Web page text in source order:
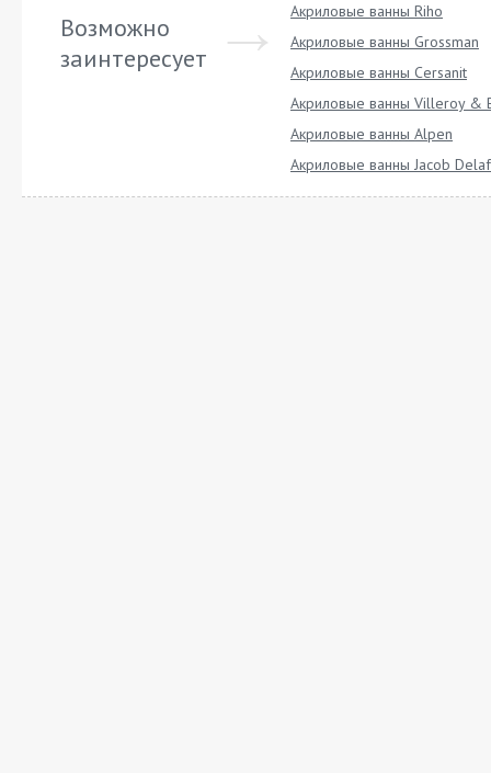
Возможно
заинтересует
Акриловые ванны Riho
Акриловые ванны Grossman
Акриловые ванны Cersanit
Акриловые ванны Villeroy &
Акриловые ванны Alpen
Акриловые ванны Jacob